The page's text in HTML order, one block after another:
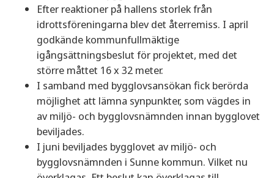
Efter reaktioner på hallens storlek från
idrottsföreningarna blev det återremiss. I april
godkände kommunfullmäktige
igångsättningsbeslut för projektet, med det
större måttet 16 x 32 meter.
I samband med bygglovsansökan fick berörda
möjlighet att lämna synpunkter, som vägdes in
av miljö- och bygglovsnämnden innan bygglovet
beviljades.
I juni beviljades bygglovet av miljö- och
bygglovsnämnden i Sunne kommun. Vilket nu